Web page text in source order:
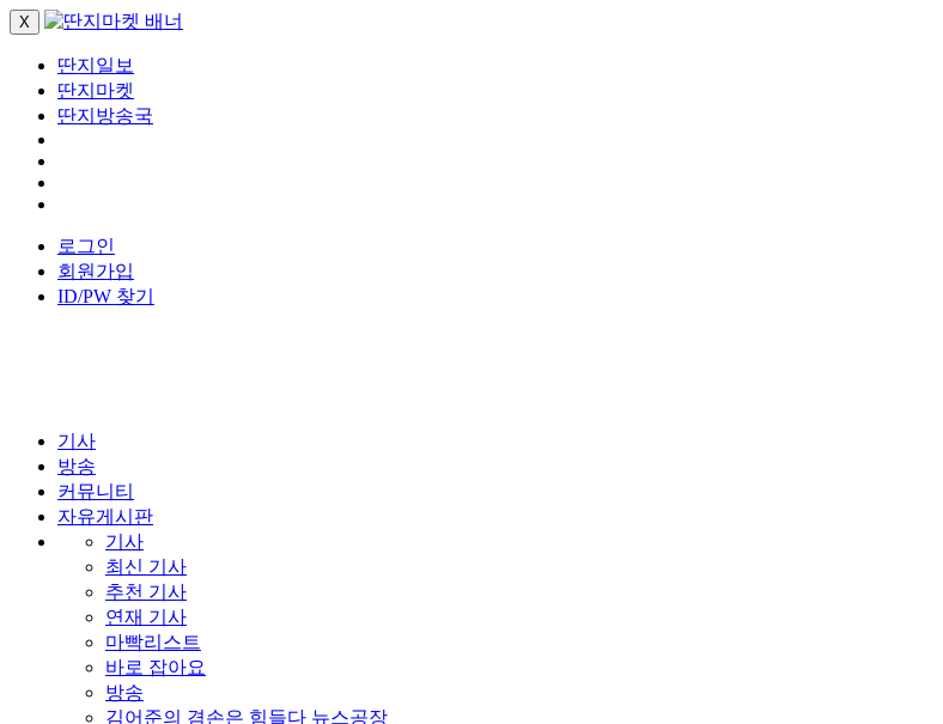
X
딴지일보
딴지마켓
딴지방송국
로그인
회원가입
ID/PW 찾기
기사
방송
커뮤니티
자유게시판
기사
최신 기사
추천 기사
연재 기사
마빡리스트
바로 잡아요
방송
김어준의 겸손은 힘들다 뉴스공장